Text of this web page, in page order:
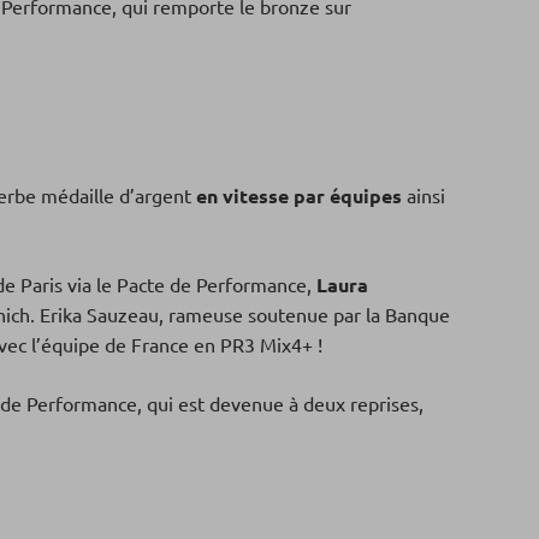
qui remporte le bronze sur
médaille d’argent en vitesse par équipes ainsi
Paris via le Pacte de Performance, Laura
Erika Sauzeau, rameuse soutenue par la Banque
l’équipe de France en PR3 Mix4+ !
Performance, qui est devenue à deux reprises,